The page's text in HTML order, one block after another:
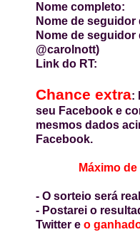
Nome completo:
Nome de seguidor
Nome de seguidor
@carolnott)
Link do RT:
Chance extra:
seu Facebook e
mesmos dados
Facebook.
Máximo
- O sorteio será
- Postarei o
Twitter e o